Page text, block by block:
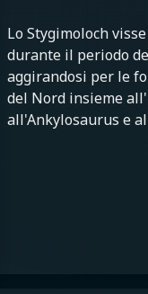
Lo Stygimoloch
durante il periodo
aggirandosi per le
del Nord insieme
all'Ankylosaurus e